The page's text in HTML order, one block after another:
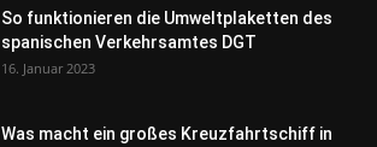
So funktionieren die Umweltplaketten des
spanischen Verkehrsamtes DGT
16. Januar 2023
Was macht ein großes Kreuzfahrtschiff in